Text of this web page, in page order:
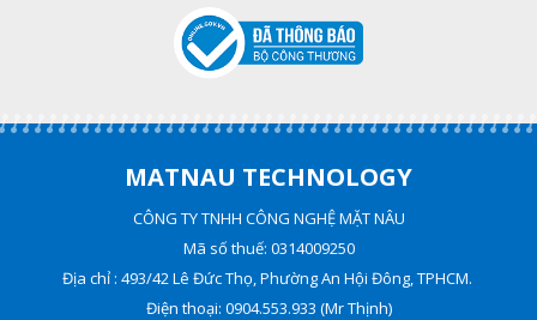
MATNAU TECHNOLOGY
CÔNG TY TNHH CÔNG NGHỆ MẶT NÂU
Mã số thuế: 0314009250
Địa chỉ : 493/42 Lê Đức Thọ, Phường An Hội Đông, TPHCM.
Điện thoại: 0904.553.933 (Mr Thịnh)